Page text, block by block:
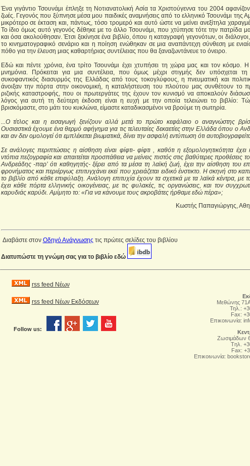
Ένα γιγάντιο Τσουνάμι έπληξε τη Νοτιανατολική Ασία τα Χριστούγεννα του 2004
ζωές. Γεγονός που ξύπνησε μέσα μου παιδικές αναμνήσεις από το ελληνικό Τσουνάμι της
μικρότερο σε έκταση και, πάντως, τόσο τρομερό και αυτό ώστε να μείνει ανεξίτηλα
Το ίδιο όμως αυτό γεγονός δέθηκε με το άλλο Τσουνάμι, που χτύπησε τότε την πατρίδα
και όσα ακολούθησαν. Έτσι ξεκίνησε ένα βιβλίο, όπου η καταγραφή γεγονότων, οι διάλογοι,
το κινηματογραφικό σενάριο και η ποίηση ενώθηκαν σε μια αναπάντεχη σύνθεση με
πόθο για την έλευση μιας καθαρτήριας συντέλειας που θα ξαναζωντάνευε το όνειρο.
Εδώ και πέντε χρόνια, ένα τρίτο Τσουνάμι έχει χτυπήσει τη χώρα μας και τον κόσμο. Η
μνημόνια. Πρόκειται για μια συντέλεια, που όμως μέχρι στιγμής δεν υπόσχεται
συκοφαντικός διασυρμός της Ελλάδας από τους τοκογλύφους, η πνευματική και
άνοιξαν την πόρτα στην οικονομική, η καταλήστευση του πλούτου μας συνθέτουν το
ριζικής καταστροφής, που οι πρωτεργάτες της έχουν τον κυνισμό να αποκαλούν
λόγος για αυτή τη δεύτερη έκδοση είναι η ευχή με την οποία τελειώνει το βιβλίο:
βρισκόμαστε, στο μάτι του κυκλώνα, είμαστε καταδικασμένοι να βρούμε τη σωτηρία.
...Ο τίτλος και η εισαγωγή ξενίζουν αλλά μετά το πρώτο κεφάλαιο ο αναγνώστης
Ουσιαστικά έχουμε ένα θερμό αφήγημα για τις τελευταίες δεκαετίες στην Ελλάδα όπου ο
και αν δεν ομολογεί ότι εμπλέκεται βιωματικά, δίνει την ασφαλή εντύπωση ότι
Σε ανάλογες περιπτώσεις η αίσθηση είναι φίφτι- φίφτι , καθότι η εξομολογητικότητα έχει
ντόπια πεζογραφία και απαιτείται προσπάθεια να μείνεις πιστός στις βαθύτερες προθέσεις
Ανδρεάδης -παρ’ ότι καθηγητής- ξέρει από τα μέσα τη λαϊκή ζωή, έχει την αίσθηση του
φρονήματος και περιέργως επιτυγχάνει εκεί που χρειάζεται ειδικό ένστικτο. Η σκηνή στο
το βιβλίο από κάθε επιφύλαξη. Ανάλογη επιτυχία έχουν τα σχετικά με τα λαϊκά κέντρα, με
έχει κάθε πόρτα ελληνικής οικογένειας, με τις φυλακές, τις οργανώσεις, και τον
καρυδιάς καρύδι. Αμίμητο το: «Για να κάνουμε τους ακροβάτες ήρθαμε εδώ πέρα»;
Κωστής Παπαγιώργης,
Διαβάστε στον Οδηγό Ανάγνωσης τις πρώτες σελίδες του βιβλίου
Διατυπώστε τη γνώμη σας για το βιβλίο εδώ
rss feed Νέων
rss feed Νέων Εκδόσεων
Follow us:
Μεθώνης
Τηλ.:
Fax:
Επικοινωνία:
Zωσιμάδων
Tηλ.
Fax:
Επικοινωνία: